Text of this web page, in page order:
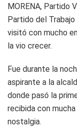
MORENA, Partido
Partido del
visitó con mucho
la vio crecer.
Fue durante la
aspirante a la
donde pasó la
recibida con
nostalgia.